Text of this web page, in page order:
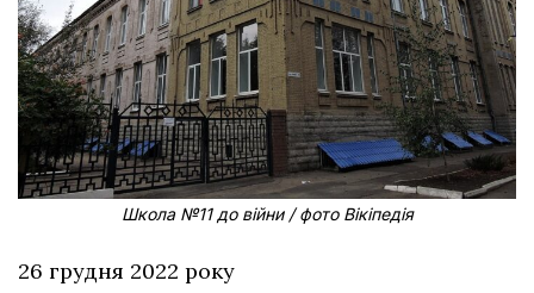
Школа №11 до війни / фото Вікіпедія
26 грудня 2022 року